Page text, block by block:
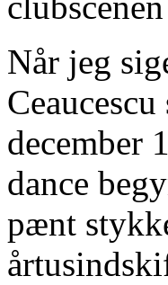
Når jeg
december
dance
pænt